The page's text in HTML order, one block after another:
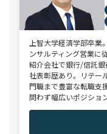
上智大学経済学部卒業
ンサルティング営業に
紹介会社で銀行/信託
社表彰歴あり。リテー
門職まで豊富な転職支
問わず幅広いポジショ